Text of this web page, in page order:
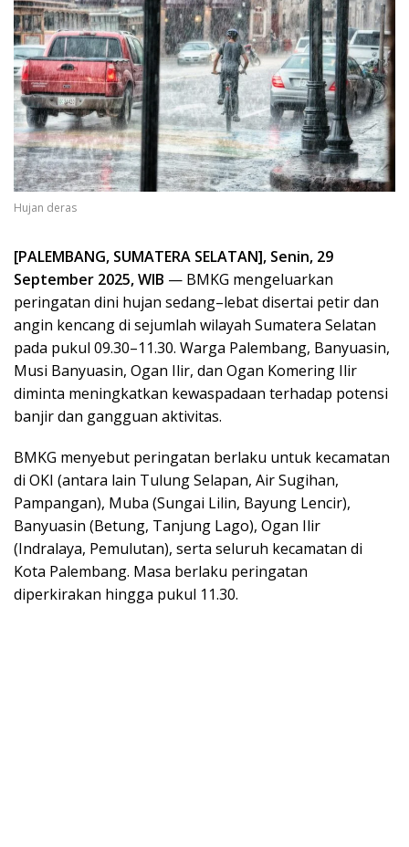
Hujan deras
[PALEMBANG, SUMATERA SELATAN], Senin, 29
September 2025, WIB — BMKG mengeluarkan
peringatan dini hujan sedang–lebat disertai petir dan
angin kencang di sejumlah wilayah Sumatera Selatan
pada pukul 09.30–11.30. Warga Palembang, Banyuasin,
Musi Banyuasin, Ogan Ilir, dan Ogan Komering Ilir
diminta meningkatkan kewaspadaan terhadap potensi
banjir dan gangguan aktivitas.
BMKG menyebut peringatan berlaku untuk kecamatan
di OKI (antara lain Tulung Selapan, Air Sugihan,
Pampangan), Muba (Sungai Lilin, Bayung Lencir),
Banyuasin (Betung, Tanjung Lago), Ogan Ilir
(Indralaya, Pemulutan), serta seluruh kecamatan di
Kota Palembang. Masa berlaku peringatan
diperkirakan hingga pukul 11.30.